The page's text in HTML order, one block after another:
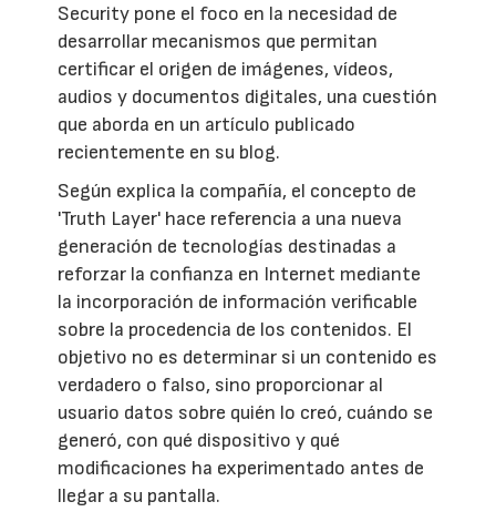
Security pone el foco en la necesidad de
desarrollar mecanismos que permitan
certificar el origen de imágenes, vídeos,
audios y documentos digitales, una cuestión
que aborda en un artículo publicado
recientemente en su blog.
Según explica la compañía, el concepto de
'Truth Layer' hace referencia a una nueva
generación de tecnologías destinadas a
reforzar la confianza en Internet mediante
la incorporación de información verificable
sobre la procedencia de los contenidos. El
objetivo no es determinar si un contenido es
verdadero o falso, sino proporcionar al
usuario datos sobre quién lo creó, cuándo se
generó, con qué dispositivo y qué
modificaciones ha experimentado antes de
llegar a su pantalla.